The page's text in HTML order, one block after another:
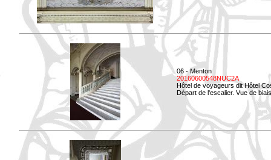
06 - Menton
20160600548NUC2A
Hôtel de voyageurs dit Hôtel
Départ de l'escalier. Vue de